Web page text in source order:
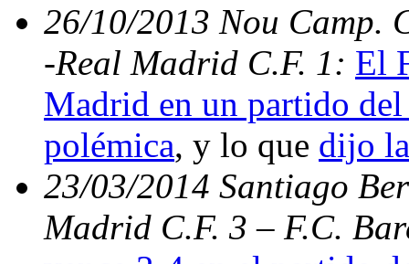
26/10/2013 Nou Camp.
-Real Madrid C.F. 1: El
Madrid en un partido
polémica, y lo que dijo
23/03/2014 Santiago
Madrid C.F. 3 – F.C.